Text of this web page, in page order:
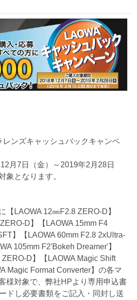
レンズキャッシュバックキャンペ
月7日（金）～2019年2月28日
象となります。
【LAOWA 12㎜F2.8 ZERO-D】
ZERO-D】【LAOWA 15mm F4
】【LAOWA 60mm F2.8 2xUltra-
105mm F2'Bokeh Dreamer'】
ZERO-D】【LAOWA Magic Shift
Magic Format Converter】の各マ
様対象で、弊社HPより専用申込書
ドし必要書類をご記入・同封し送